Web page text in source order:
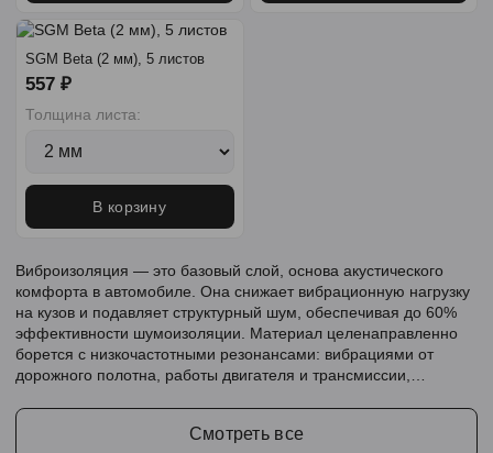
SGM Beta (2 мм), 5 листов
557 ₽
Толщина листа:
В корзину
Виброизоляция — это базовый слой, основа акустического
комфорта в автомобиле. Она снижает вибрационную нагрузку
на кузов и подавляет структурный шум, обеспечивая до 60%
эффективности шумоизоляции. Материал целенаправленно
борется с низкочастотными резонансами: вибрациями от
дорожного полотна, работы двигателя и трансмиссии,
Смотреть все